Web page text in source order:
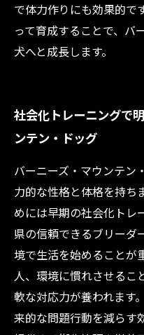
で体力作りにも効果的で
って育成することで、バ
犬へと成長します。
社会化トレーニングで
ンテン・ドッグ
バーニーズ・マウンテン
力的な性格と体格を持ち
めには早期の社会化トレ
県の信頼できるブリーダ
境で生活を始めることが
人、環境に慣れさせるこ
軟な対応力が養われます
来的な問題行動を減らす